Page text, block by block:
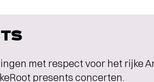
met respect voor het rijke
presents concerten.